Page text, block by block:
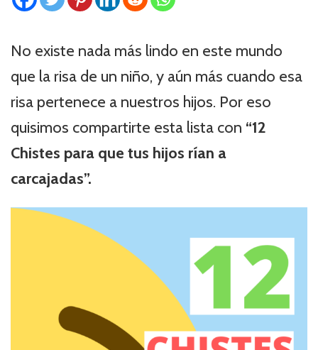
No existe nada más lindo en este mundo
que la risa de un niño, y aún más cuando esa
risa pertenece a nuestros hijos. Por eso
quisimos compartirte esta lista con “12
Chistes para que tus hijos rían a
carcajadas”.